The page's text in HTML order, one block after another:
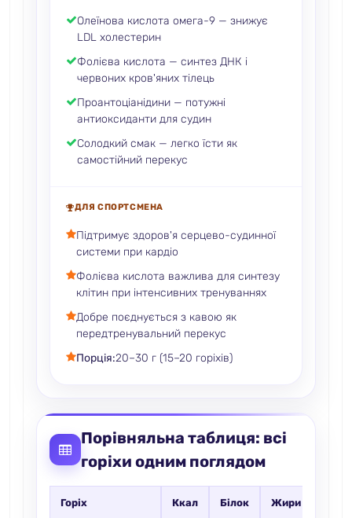
Олеїнова кислота омега-9 — знижує
LDL холестерин
Фолієва кислота — синтез ДНК і
червоних кров'яних тілець
Проантоціанідини — потужні
антиоксиданти для судин
Солодкий смак — легко їсти як
самостійний перекус
ДЛЯ СПОРТСМЕНА
Підтримує здоров'я серцево-судинної
системи при кардіо
Фолієва кислота важлива для синтезу
клітин при інтенсивних тренуваннях
Добре поєднується з кавою як
передтренувальний перекус
Порція:20–30 г (15–20 горіхів)
Порівняльна таблиця: всі
горіхи одним поглядом
Горіх Ккал Білок Жири